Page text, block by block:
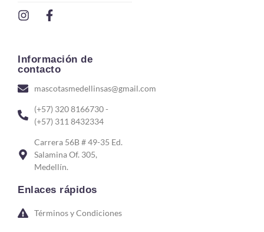
Información de
contacto
mascotasmedellinsas@gmail.com
(+57) 320 8166730 -
(+57) 311 8432334
Carrera 56B # 49-35 Ed.
Salamina Of. 305,
Medellín.
Enlaces rápidos
Términos y Condiciones